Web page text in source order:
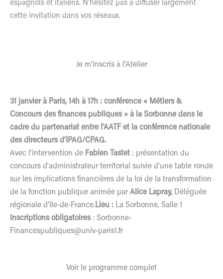
espagnols et italiens. N’hésitez pas à diffuser largement
cette invitation dans vos réseaux.
Je m’inscris à l’Atelier
31 janvier à Paris, 14h à 17h : conférence « Métiers &
Concours des finances publiques » à la Sorbonne dans le
cadre du partenariat entre l’AATF et la conférence nationale
des directeurs d’IPAG/CPAG.
Avec l’intervention de Fabien Tastet : présentation du
concours d’administrateur territorial suivie d’une table ronde
sur les implications financières de la loi de la transformation
de la fonction publique animée par Alice Lapray, Déléguée
régionale d’Ile-de-France. Lieu : La Sorbonne, Salle 1
Inscriptions obligatoires : Sorbonne-
Financespubliques@univ-paris1.fr
Voir le programme complet